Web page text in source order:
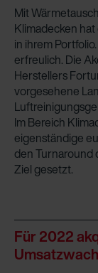
Mit
Klimadecken
in ihrem
erfreulich. Die
Herstellers
vorgesehene
Im Bereich
eigenständige
den Turnaround
Ziel gesetzt.
Für 2022